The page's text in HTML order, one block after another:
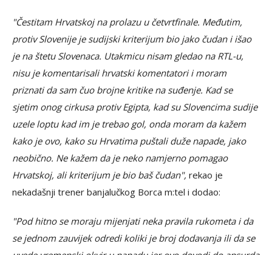
"Čestitam Hrvatskoj na prolazu u četvrtfinale. Međutim,
protiv Slovenije je sudijski kriterijum bio jako čudan i išao
je na štetu Slovenaca. Utakmicu nisam gledao na RTL-u,
nisu je komentarisali hrvatski komentatori i moram
priznati da sam čuo brojne kritike na suđenje. Kad se
sjetim onog cirkusa protiv Egipta, kad su Slovencima sudije
uzele loptu kad im je trebao gol, onda moram da kažem
kako je ovo, kako su Hrvatima puštali duže napade, jako
neobično. Ne kažem da je neko namjerno pomagao
Hrvatskoj, ali kriterijum je bio baš čudan", rekao je
nekadašnji trener banjalučkog Borca m:tel i dodao:
"Pod hitno se moraju mijenjati neka pravila rukometa i da
se jednom zauvijek odredi koliki je broj dodavanja ili da se